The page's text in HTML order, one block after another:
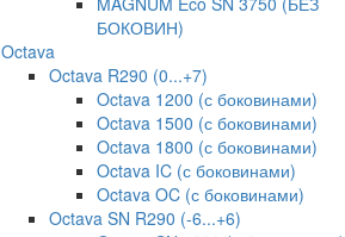
БОКОВИН)
Octava
Octava R290 (0...+7)
Octava 1200 (с боковинами)
Octava 1500 (с боковинами)
Octava 1800 (с боковинами)
Octava IC (с боковинами)
Octava OC (с боковинами)
Octava SN R290 (-6...+6)